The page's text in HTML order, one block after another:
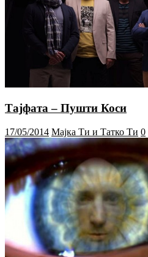
Тајфата – Пушти Коси
17/05/2014 Мајка Ти и Татко Ти 0